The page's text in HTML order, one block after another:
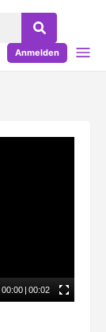
Anmelden
00:00 | 00:02